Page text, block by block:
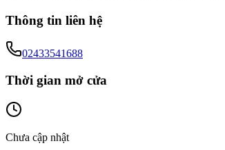
Thông tin liên hệ
02433541688
Thời gian mở cửa
Chưa cập nhật